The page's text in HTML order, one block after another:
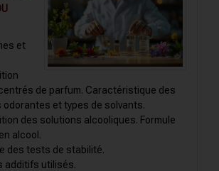
et
de parfum. Caractéristique des
odorantes et types de solvants.
des solutions alcooliques. Formule
alcool.
des tests de stabilité.
additifs utilisés.